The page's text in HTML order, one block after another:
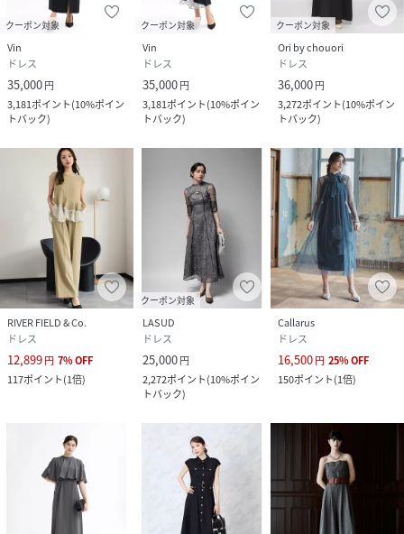
クーポン対象
Vin
ドレス
35,000円
3,181ポイント(10%ポイン
トバック)
クーポン対象
Vin
ドレス
35,000円
3,181ポイント(10%ポイン
トバック)
クーポン対象
Ori by chouori
ドレス
36,000円
3,272ポイント(10%ポイン
トバック)
RIVER FIELD & Co.
ドレス
12,899円 7%OFF
117ポイント(1倍)
クーポン対象
LASUD
ドレス
25,000円
2,272ポイント(10%ポイン
トバック)
Callarus
ドレス
16,500円 25%OFF
150ポイント(1倍)